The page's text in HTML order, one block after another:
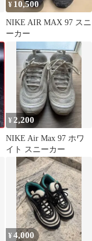
¥ 10,500
NIKE AIR MAX 97 スニ
ーカー
¥ 2,200
NIKE Air Max 97 ホワ
イト スニーカー
¥4,000